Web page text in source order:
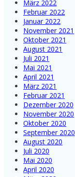
März 2022
Februar 2022
Januar 2022
November 2021
Oktober 2021
August 2021
Juli 2021
Mai 2021
April 2021
März 2021
Februar 2021
Dezember 2020
November 2020
Oktober 2020
September 2020
August 2020
Juli 2020
Mai 2020
April 2020